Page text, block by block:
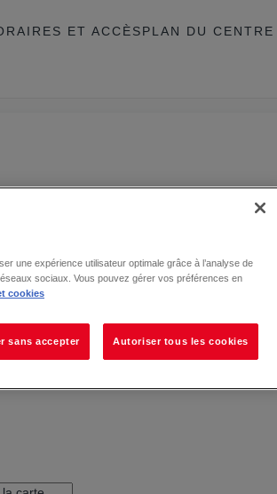
ET ACCÈSPLAN DU CENTRE
une expérience utilisateur optimale grâce à l’analyse de
sociaux. Vous pouvez gérer vos préférences en
cookies
sans accepter Autoriser tous les cookies